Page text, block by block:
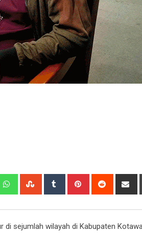
WhatsappStumbleUpon
Tumblr Pinterest Reddit
di sejumlah wilayah di Kabupaten